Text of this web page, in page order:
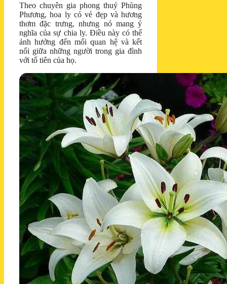
Theo chuyên gia phong thuỷ Phùng
Phương, hoa ly có vẻ đẹp và hương
thơm đặc trưng, nhưng nó mang ý
nghĩa của sự chia ly. Điều này có thể
ảnh hưởng đến mối quan hệ và kết
nối giữa những người trong gia đình
với tổ tiên của họ.